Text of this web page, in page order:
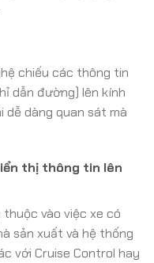
chiếu các thông tin
dẫn đường) lên kính
dễ dàng quan sát mà
thị thông tin lên
thuộc vào việc xe có
sản xuất và hệ thống
với Cruise Control hay